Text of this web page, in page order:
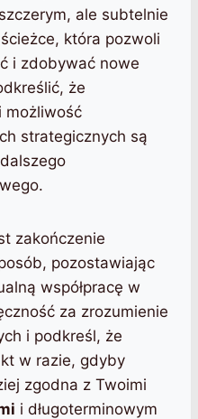
ale subtelnie
która pozwoli
i zdobywać nowe
że
i możliwość
strategicznych są
zakończenie
pozostawiając
współpracę w
za zrozumienie
i podkreśl, że
w razie, gdyby
zgodna z Twoimi
i długoterminowym